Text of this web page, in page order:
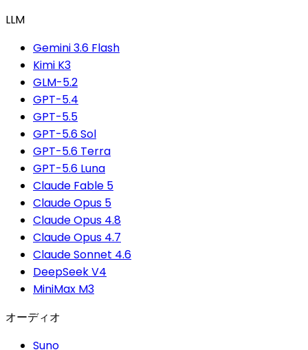
LLM
Gemini 3.6 Flash
Kimi K3
GLM-5.2
GPT-5.4
GPT-5.5
GPT-5.6 Sol
GPT-5.6 Terra
GPT-5.6 Luna
Claude Fable 5
Claude Opus 5
Claude Opus 4.8
Claude Opus 4.7
Claude Sonnet 4.6
DeepSeek V4
MiniMax M3
オーディオ
Suno